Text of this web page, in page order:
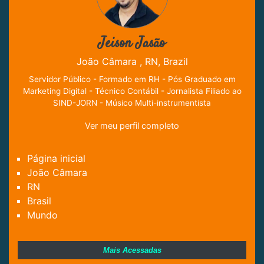
Jeison Jasão
João Câmara , RN, Brazil
Servidor Público - Formado em RH - Pós Graduado em
Marketing Digital - Técnico Contábil - Jornalista Filiado ao
SIND-JORN - Músico Multi-instrumentista
Ver meu perfil completo
Página inicial
João Câmara
RN
Brasil
Mundo
Mais Acessadas